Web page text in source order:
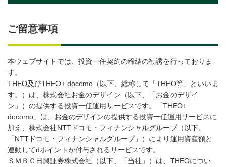
ご留意事項
本ウェブサイトでは、投資一任契約の締結の勧誘を行っておりま
す。
THEO及びTHEO+ docomo（以下、総称して「THEO等」といいま
す。）は、株式会社お金のデザイン（以下、「お金のデザイ
ン」）の提供する投資一任運用サービスです。「THEO+
docomo」は、お金のデザインの提供する投資一任運用サービスに
加え、株式会社NTTドコモ・フィナンシャルグループ（以下、
「NTTドコモ・フィナンシャルグループ」）により運用資産額と
連動してdポイントが付与されるサービスです。
ＳＭＢＣ日興証券株式会社（以下、「当社」）は、THEOについ